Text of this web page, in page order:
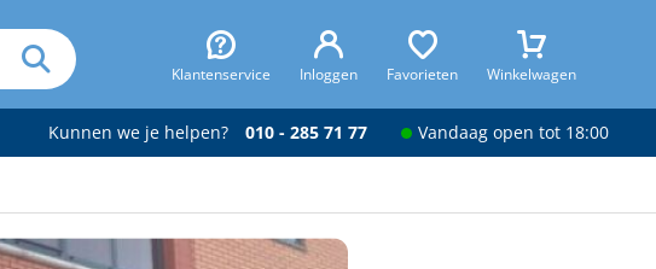
Klantenservice Inloggen Favorieten Winkelwagen
Kunnen we je helpen? 010 - 285 71 77 Vandaag open tot 18:00